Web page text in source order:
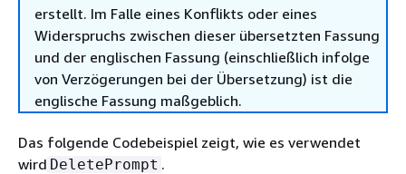
erstellt. Im Falle eines Konflikts oder eines
Widerspruchs zwischen dieser übersetzten Fassung
und der englischen Fassung (einschließlich infolge
von Verzögerungen bei der Übersetzung) ist die
englische Fassung maßgeblich.
Das folgende Codebeispiel zeigt, wie es verwendet
wird DeletePrompt .